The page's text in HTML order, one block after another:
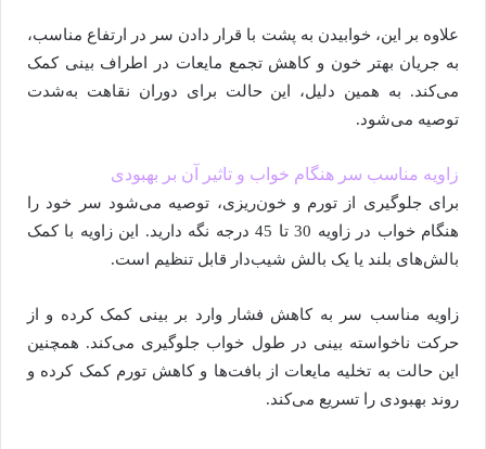
علاوه بر این، خوابیدن به پشت با قرار دادن سر در ارتفاع مناسب،
به جریان بهتر خون و کاهش تجمع مایعات در اطراف بینی کمک
می‌کند. به همین دلیل، این حالت برای دوران نقاهت به‌شدت
توصیه می‌شود.
زاویه مناسب سر هنگام خواب و تاثیر آن بر بهبودی
برای جلوگیری از تورم و خون‌ریزی، توصیه می‌شود سر خود را
هنگام خواب در زاویه 30 تا 45 درجه نگه دارید. این زاویه با کمک
بالش‌های بلند یا یک بالش شیب‌دار قابل تنظیم است.
زاویه مناسب سر به کاهش فشار وارد بر بینی کمک کرده و از
حرکت ناخواسته بینی در طول خواب جلوگیری می‌کند. همچنین
این حالت به تخلیه مایعات از بافت‌ها و کاهش تورم کمک کرده و
روند بهبودی را تسریع می‌کند.